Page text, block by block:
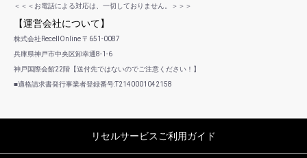
＜＜＜お電話による対応は、一切しておりません。＞＞＞
【運営会社について】
株式会社RecellOnline 〒651-0087
兵庫県神戸市中央区卸幸通8-1-6
神戸国際会館22階【送付先ではないのでご注意ください！】
■適格請求書発行事業者登録番号:T2140001042158
リセルサービスご利用ガイド